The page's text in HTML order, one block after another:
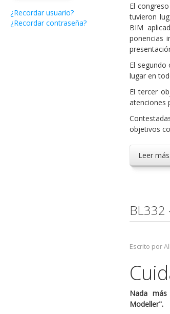
¿Recordar usuario?
¿Recordar contraseña?
El
tuvieron
BIM
ponencias
El
lugar en
El tercer
atenciones
objetivos
Leer
BL332
Escrito por
Nada
Modeller".